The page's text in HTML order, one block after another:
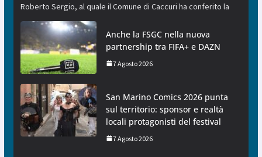
Roberto Sergio, al quale il Comune di Caccuri ha conferito la
Anche la FSGC nella nuova
partnership tra FIFA+ e DAZN
7 Agosto 2026
San Marino Comics 2026 punta
sul territorio: sponsor e realtà
locali protagonisti del festival
7 Agosto 2026